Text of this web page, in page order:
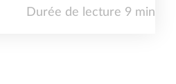
Durée de lecture 9 min